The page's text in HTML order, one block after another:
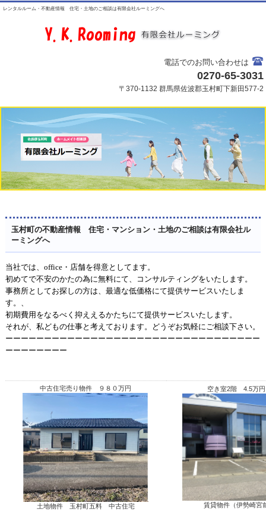
レンタルルーム・不動産情報 住宅・土地のご相談は有限会社ルーミングへ
電話でのお問い合わせは
0270-65-3031
〒370-1132 群馬県佐波郡玉村町下新田577-2
玉村町の不動産情報 住宅・マンション・土地のご相談は有限会社ル
ーミングへ
当社では、office・店舗を得意としてます。
初めてで不安のかたの為に無料にて、コンサルティングをいたします。
事務所としてお探しの方は、最適な低価格にて提供サービスいたしま
す。、
初期費用をなるべく抑ええるかたちにて提供サービスいたします。
それが、私どもの仕事と考えております。どうぞお気軽にご相談下さい。
ーーーーーーーーーーーーーーーーーーーーーーーーーーーーーーーーー
ーーーーーーーー
中古住宅売り物件 ９８０万円
土地物件 玉村町五料 中古住宅
空き室2階 4.5万
賃貸物件（伊勢崎宮